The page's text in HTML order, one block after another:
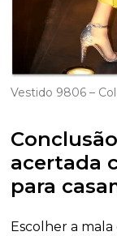
Vestido 9806 –
acertada
para
Escolher a